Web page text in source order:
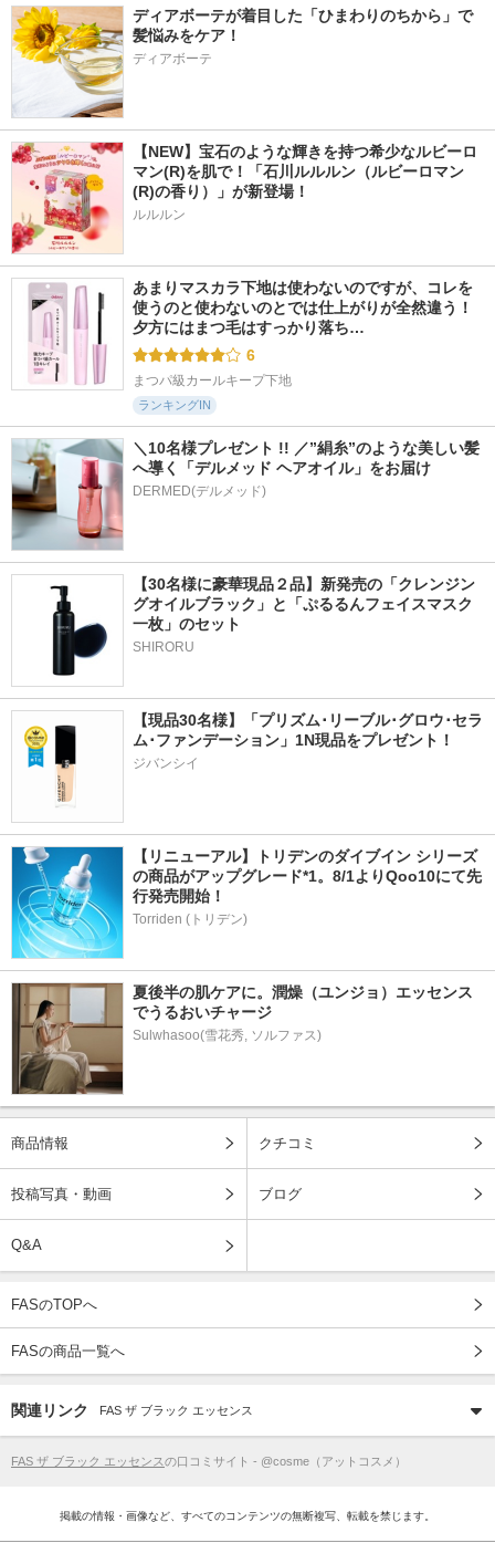
ディアボーテが着目した「ひまわりのちから」で
髪悩みをケア！
ディアボーテ
【NEW】宝石のような輝きを持つ希少なルビーロ
マン(R)を肌で！「石川ルルルン（ルビーロマン
(R)の香り）」が新登場！
ルルルン
あまりマスカラ下地は使わないのですが、コレを
使うのと使わないのとでは仕上がりが全然違う！
夕方にはまつ毛はすっかり落ち…
6
まつパ級カールキープ下地
ランキングIN
＼10名様プレゼント !! ／”絹糸”のような美しい髪
へ導く「デルメッド ヘアオイル」をお届け
DERMED(デルメッド)
【30名様に豪華現品２品】新発売の「クレンジン
グオイルブラック」と「ぷるるんフェイスマスク
一枚」のセット
SHIRORU
【現品30名様】「プリズム･リーブル･グロウ･セラ
ジバンシイ
【リニューアル】トリデンのダイブイン シリーズ
の商品がアップグレード*1。8/1よりQoo10にて先
行発売開始！
Torriden (トリデン)
夏後半の肌ケアに。潤燥（ユンジョ）エッセンス
でうるおいチャージ
Sulwhasoo(雪花秀, ソルファス)
商品情報 クチコミ
投稿写真・動画 ブログ
Q&A
FASのTOPへ
FASの商品一覧へ
関連リンク FAS ザ ブラック エッセンス
FAS ザ ブラック エッセンスの口コミサイト - @cosme（アットコスメ）
掲載の情報・画像など、すべてのコンテンツの無断複写、転載を禁じます。